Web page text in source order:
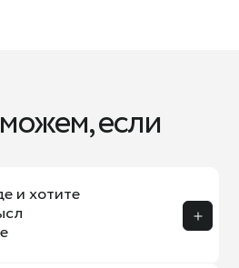
если
и хотите